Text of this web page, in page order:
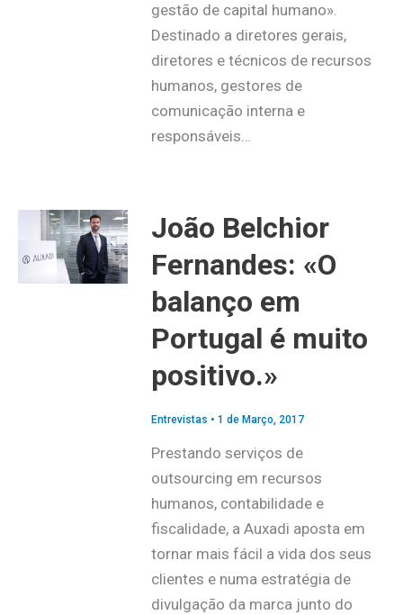
gestão de capital humano».
Destinado a diretores gerais,
diretores e técnicos de recursos
humanos, gestores de
comunicação interna e
responsáveis…
João Belchior
Fernandes: «O
balanço em
Portugal é muito
positivo.»
Entrevistas • 1 de Março, 2017
Prestando serviços de
outsourcing em recursos
humanos, contabilidade e
fiscalidade, a Auxadi aposta em
tornar mais fácil a vida dos seus
clientes e numa estratégia de
divulgação da marca junto do